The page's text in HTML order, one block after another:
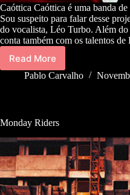
Caóttica Caóttica é uma banda
Sou suspeito para falar desse
do vocalista, Léo Turbo. Além do
conta também com os talentos
Read More
Pablo Carvalho
Monday Riders